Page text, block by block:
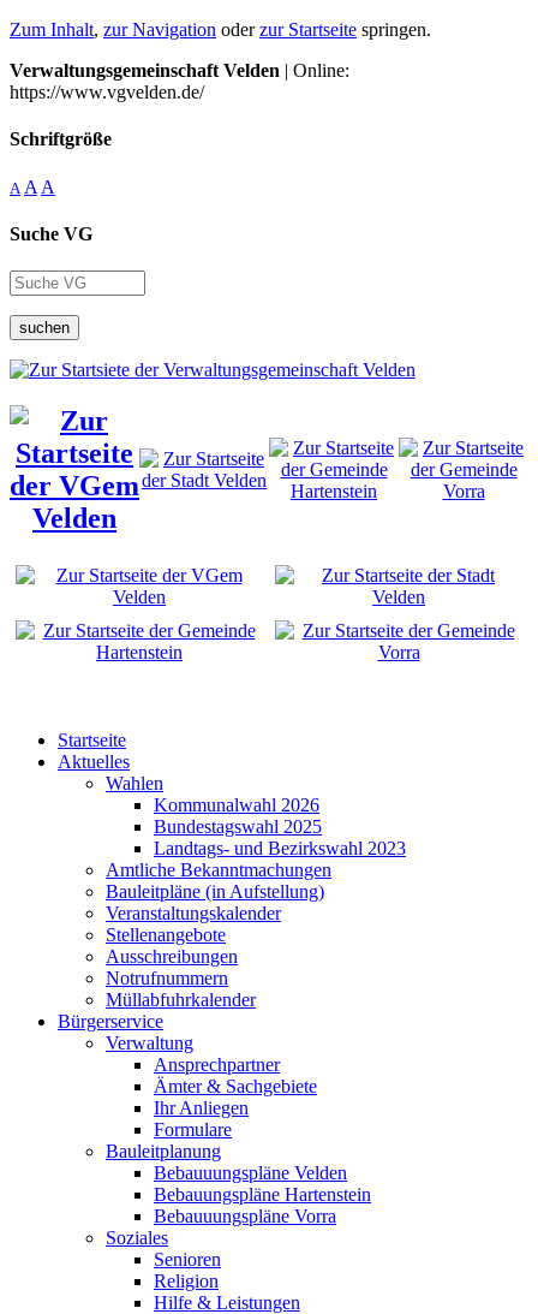
Zum Inhalt, zur Navigation oderzur Startseite springen.
Verwaltungsgemeinschaft Velden | Online:
https://www.vgvelden.de/
Schriftgröße
A A A
Suche VG
suchen
Startseite
Aktuelles
Wahlen
Kommunalwahl 2026
Bundestagswahl 2025
Landtags- und Bezirkswahl 2023
Amtliche Bekanntmachungen
Bauleitpläne (in Aufstellung)
Veranstaltungskalender
Stellenangebote
Ausschreibungen
Notrufnummern
Müllabfuhrkalender
Bürgerservice
Verwaltung
Ansprechpartner
Ämter & Sachgebiete
Ihr Anliegen
Formulare
Bauleitplanung
Bebauuungspläne Velden
Bebauungspläne Hartenstein
Bebauuungspläne Vorra
Soziales
Senioren
Religion
Hilfe & Leistungen